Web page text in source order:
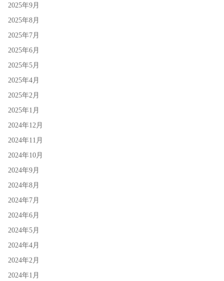
2025年9月
2025年8月
2025年7月
2025年6月
2025年5月
2025年4月
2025年2月
2025年1月
2024年12月
2024年11月
2024年10月
2024年9月
2024年8月
2024年7月
2024年6月
2024年5月
2024年4月
2024年2月
2024年1月